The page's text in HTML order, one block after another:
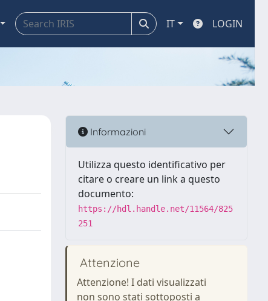
IT LOGIN
Informazioni
Utilizza questo identificativo per
citare o creare un link a questo
documento:
https://hdl.handle.net/11564/825
251
Attenzione
Attenzione! I dati visualizzati
non sono stati sottoposti a